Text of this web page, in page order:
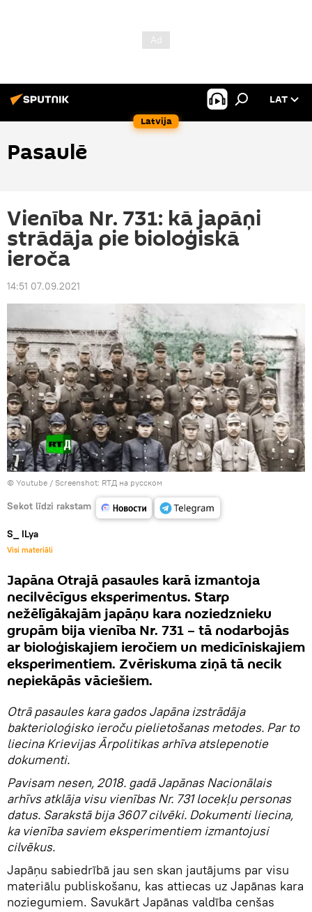
Latvija
LAT
Pasaulē
Vienība Nr. 731: kā japāņi
strādāja pie bioloģiskā
ieroča
14:51 07.09.2021
© Youtube / Screenshot: RTД на русском
Sekot līdzi rakstam
S_ ILya
Visi materiāli
Japāna Otrajā pasaules karā izmantoja
necilvēcīgus eksperimentus. Starp
nežēlīgākajām japāņu kara noziedznieku
grupām bija vienība Nr. 731 – tā nodarbojās
ar bioloģiskajiem ieročiem un medicīniskajiem
eksperimentiem. Zvēriskuma ziņā tā necik
nepiekāpās vāciešiem.
Otrā pasaules kara gados Japāna izstrādāja
bakterioloģisko ieroču pielietošanas metodes. Par to
liecina Krievijas Ārpolitikas arhīva atslepenotie
dokumenti.
Pavisam nesen, 2018. gadā Japānas Nacionālais
arhīvs atklāja visu vienības Nr. 731 locekļu personas
datus. Sarakstā bija 3607 cilvēki. Dokumenti liecina,
ka vienība saviem eksperimentiem izmantojusi
cilvēkus.
Japāņu sabiedrībā jau sen skan jautājums par visu
materiālu publiskošanu, kas attiecas uz Japānas kara
noziegumiem. Savukārt Japānas valdība cenšas